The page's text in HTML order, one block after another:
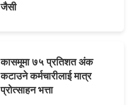
जैसी
कासमूमा ७५ प्रतिशत अंक
कटाउने कर्मचारीलाई मात्र
प्रोत्साहन भत्ता